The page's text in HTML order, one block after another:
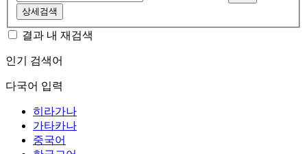
상세검색
결과 내 재검색
인기 검색어
다국어 입력
히라가나
가타카나
중국어